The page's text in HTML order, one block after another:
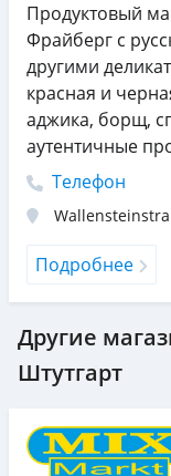
Продуктовый
Фрайберг с
другими
красная и
аджика, борщ,
аутентичные
Телефон
Подробнее
Другие
Штутгарт